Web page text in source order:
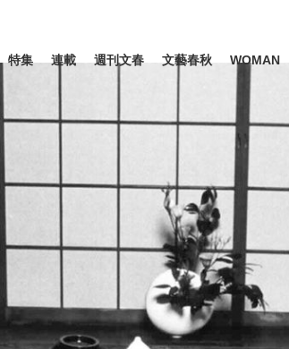
た日本代表監督に... 「最悪の空
特集 連載 週刊文春 文藝春秋 WOMAN
タグ一覧
#森岡毅 #城彰二
武